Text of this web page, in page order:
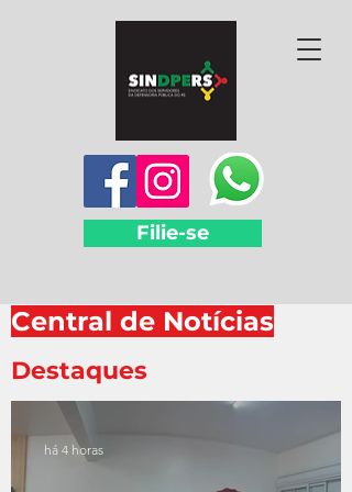
Filie-se
Central de Notícias
Destaques
há 4 horas